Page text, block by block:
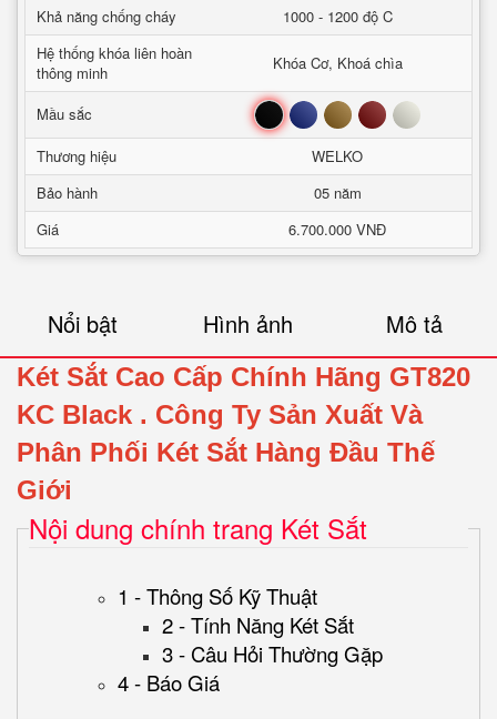
Khả năng chống cháy
1000 - 1200 độ C
Hệ thống khóa liên hoàn
thông minh
Khóa Cơ, Khoá chìa
Mầu sắc Đen Xanh Nâu Đỏ Trắng
Thương hiệu
WELKO
Bảo hành
05 năm
Giá
6.700.000 VNĐ
Nổi bật Hình ảnh Mô tả
Két Sắt Cao Cấp Chính Hãng GT820
KC Black . Công Ty Sản Xuất Và
Phân Phối Két Sắt Hàng Đầu Thế
Giới
Nội dung chính trang Két Sắt
1 - Thông Số Kỹ Thuật
2 - Tính Năng Két Sắt
3 - Câu Hỏi Thường Gặp
4 - Báo Giá